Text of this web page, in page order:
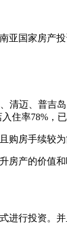
亚国家房产投
迈、普
住率78%，已
房手续较
产的价值
行投资。